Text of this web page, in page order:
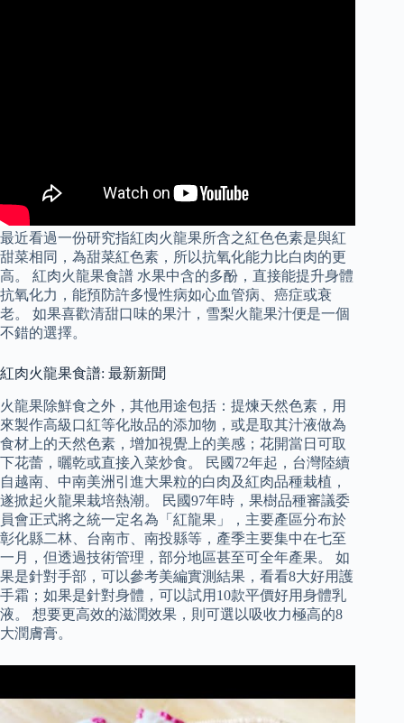
最近看過一份研究指紅肉火龍果所含之紅色色素是與紅
甜菜相同，為甜菜紅色素，所以抗氧化能力比白肉的更
高。 紅肉火龍果食譜 水果中含的多酚，直接能提升身體
抗氧化力，能預防許多慢性病如心血管病、癌症或衰
老。 如果喜歡清甜口味的果汁，雪梨火龍果汁便是一個
不錯的選擇。
紅肉火龍果食譜: 最新新聞
火龍果除鮮食之外，其他用途包括：提煉天然色素，用
來製作高級口紅等化妝品的添加物，或是取其汁液做為
食材上的天然色素，增加視覺上的美感；花開當日可取
下花蕾，曬乾或直接入菜炒食。 民國72年起，台灣陸續
自越南、中南美洲引進大果粒的白肉及紅肉品種栽植，
遂掀起火龍果栽培熱潮。 民國97年時，果樹品種審議委
員會正式將之統一定名為「紅龍果」，主要產區分布於
彰化縣二林、台南市、南投縣等，產季主要集中在七至
一月，但透過技術管理，部分地區甚至可全年產果。 如
果是針對手部，可以參考美編實測結果，看看8大好用護
手霜；如果是針對身體，可以試用10款平價好用身體乳
液。 想要更高效的滋潤效果，則可選以吸收力極高的8
大潤膚膏。